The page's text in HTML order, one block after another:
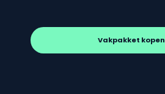
Vakpakket kopen